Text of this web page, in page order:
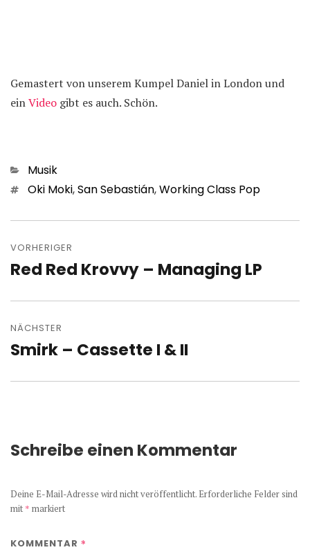
Gemastert von unserem Kumpel Daniel in London und
einVideo gibt es auch. Schön.
Kategorien
Musik
Schlagwörter
Oki Moki,San Sebastián,Working Class Pop
VORHERIGER
Vorheriger
Red Red Krovvy – Managing LP
NÄCHSTER
Nächster
Smirk – Cassette I & II
Schreibe einen Kommentar
Deine E-Mail-Adresse wird nicht veröffentlicht. Erforderliche Felder sind
mit * markiert
KOMMENTAR *